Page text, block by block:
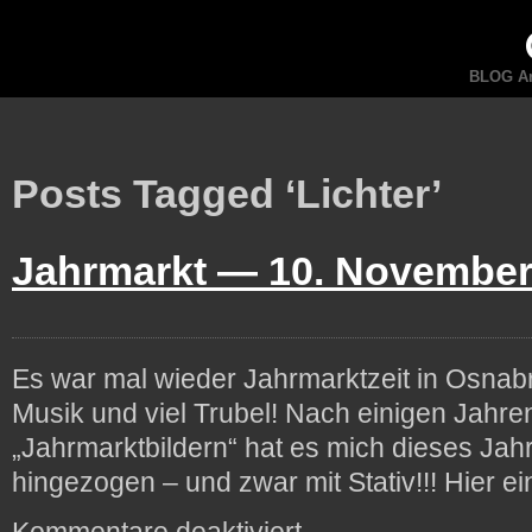
BLOG
Posts Tagged ‘Lichter’
Jahrmarkt — 10.
Es war mal wieder Jahrmarktzeit in
Musik und viel Trubel! Nach einigen
„Jahrmarktbildern“ hat es mich dieses
hingezogen – und zwar mit Stativ!!!
für